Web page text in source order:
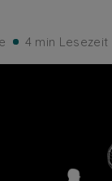
4 min Lesezeit